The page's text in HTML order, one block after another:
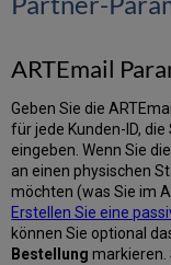
ARTEmail
Geben Sie die
für jede Kunden-ID,
eingeben. Wenn Sie
an einen physischen
möchten (was Sie im
Erstellen Sie eine
können Sie optional
Bestellung markieren.